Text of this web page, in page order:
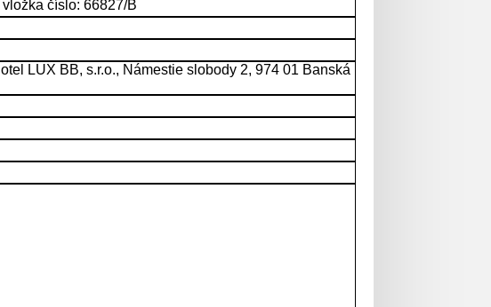
číslo: 66827/B
LUX BB, s.r.o., Námestie slobody 2, 974 01 Banská